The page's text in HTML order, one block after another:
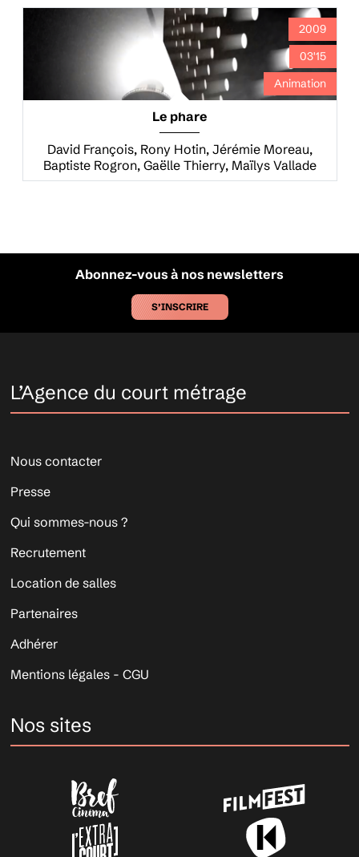
2009
03'15
Animation
Le phare
David François, Rony Hotin, Jérémie Moreau,
Baptiste Rogron, Gaëlle Thierry, Maïlys Vallade
Abonnez-vous à nos newsletters
S’INSCRIRE
L’Agence du court métrage
Nous contacter
Presse
Qui sommes-nous ?
Recrutement
Location de salles
Partenaires
Adhérer
Mentions légales - CGU
Nos sites